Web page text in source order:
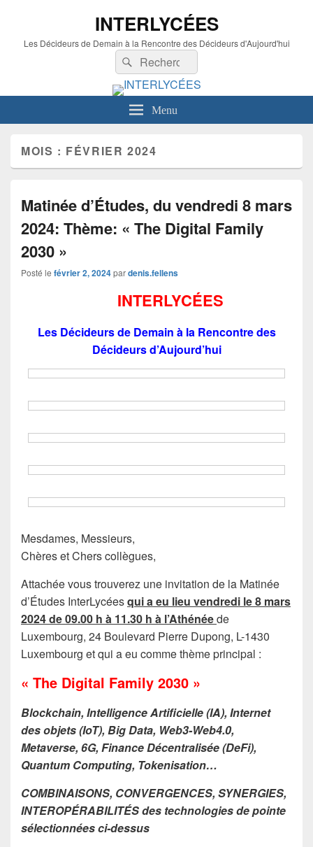
INTERLYCÉES
Les Décideurs de Demain à la Rencontre des Décideurs d'Aujourd'hui
Recherche :
Rechercher
Menu
MOIS : FÉVRIER 2024
Matinée d’Études, du vendredi 8 mars
2024: Thème: « The Digital Family
2030 »
Posté le février 2, 2024pardenis.fellens
INTERLYCÉES
Les Décideurs de Demain à la Rencontre des
Décideurs d’Aujourd’hui
Mesdames, Messieurs,
Chères et Chers collègues,
Attachée vous trouverez une invitation de la Matinée
d’Études InterLycéesqui a eu lieu vendredi le 8 mars
2024 de 09.00 h à 11.30 h à l’Athénéede
Luxembourg, 24 Boulevard Pierre Dupong, L-1430
Luxembourg et qui a eu comme thème principal :
« The Digital Family 2030 »
Blockchain, Intelligence Artificielle (IA), Internet
des objets (IoT), Big Data, Web3-Web4.0,
Metaverse, 6G, Finance Décentralisée (DeFi),
Quantum Computing, Tokenisation…
COMBINAISONS, CONVERGENCES, SYNERGIES,
INTEROPÉRABILITÉS des technologies de pointe
sélectionnées ci-dessus